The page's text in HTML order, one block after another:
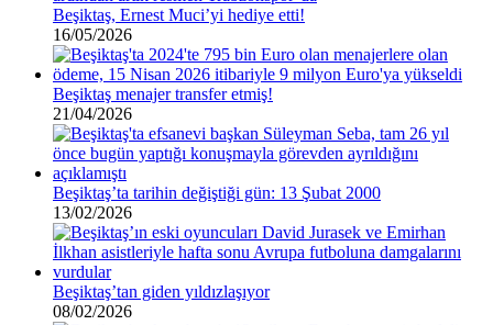
Beşiktaş, Ernest Muci’yi hediye etti!
16/05/2026
Beşiktaş menajer transfer etmiş!
21/04/2026
Beşiktaş’ta tarihin değiştiği gün: 13 Şubat 2000
13/02/2026
Beşiktaş’tan giden yıldızlaşıyor
08/02/2026